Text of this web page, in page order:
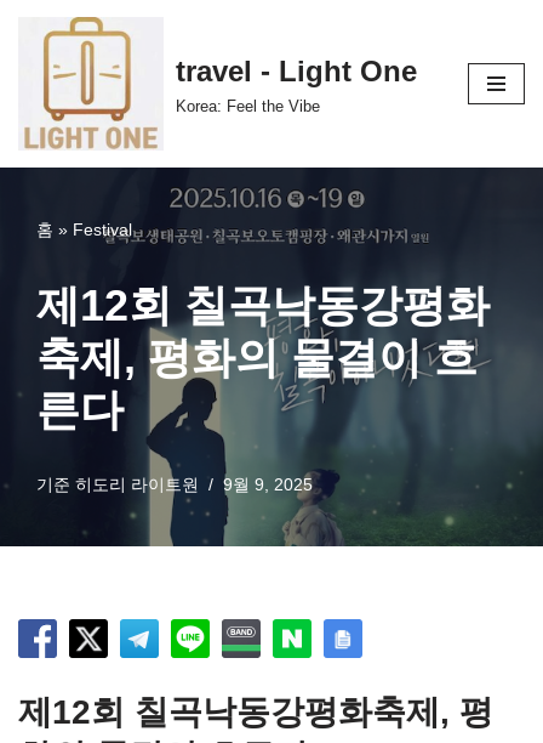
츠
로
travel - Light One
Korea: Feel the Vibe
홈 » Festival
제12회 칠곡낙동강평화
축제, 평화의 물결이 흐
른다
기준 히도리 라이트원 9월 9, 2025
제12회 칠곡낙동강평화축제, 평